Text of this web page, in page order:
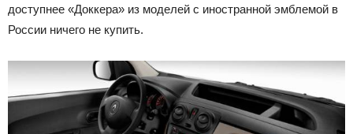
доступнее «Доккера» из моделей с иностранной эмблемой в
России ничего не купить.